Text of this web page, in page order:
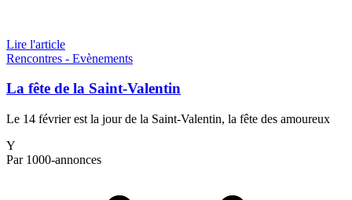
Lire l'article
Rencontres - Evènements
La fête de la Saint-Valentin
Le 14 février est la jour de la Saint-Valentin, la fête des amoureux
Y
Par 1000-annonces